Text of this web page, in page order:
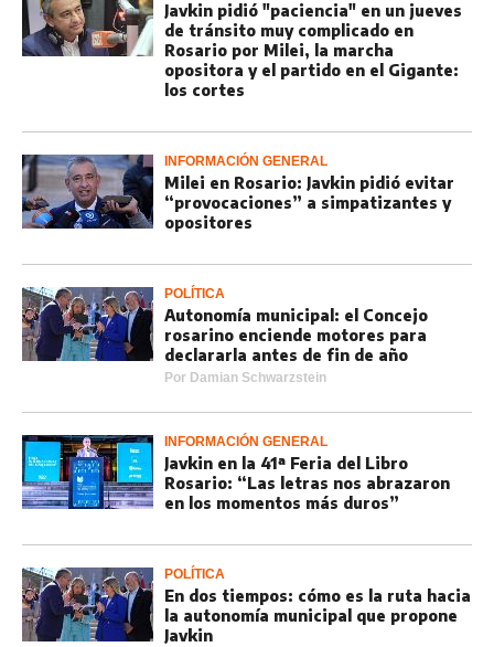
Javkin pidió "paciencia" en un jueves
de tránsito muy complicado en
Rosario por Milei, la marcha
opositora y el partido en el Gigante:
los cortes
INFORMACIÓN GENERAL
Milei en Rosario: Javkin pidió evitar
“provocaciones” a simpatizantes y
opositores
POLÍTICA
Autonomía municipal: el Concejo
rosarino enciende motores para
declararla antes de fin de año
Por Damian Schwarzstein
INFORMACIÓN GENERAL
Javkin en la 41ª Feria del Libro
Rosario: “Las letras nos abrazaron
en los momentos más duros”
POLÍTICA
En dos tiempos: cómo es la ruta hacia
la autonomía municipal que propone
Javkin